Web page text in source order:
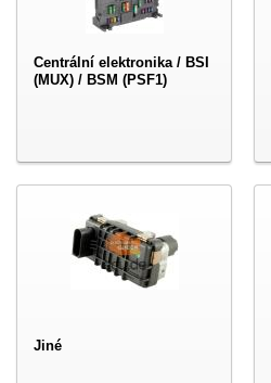
Centrální elektronika / BSI
(MUX) / BSM (PSF1)
Jiné